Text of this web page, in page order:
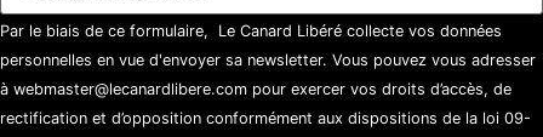
Par le biais de ce formulaire, Le Canard Libéré collecte vos données
personnelles en vue d'envoyer sa newsletter. Vous pouvez vous adresser
à webmaster@lecanardlibere.com pour exercer vos droits d’accès, de
rectification et d’opposition conformément aux dispositions de la loi 09-